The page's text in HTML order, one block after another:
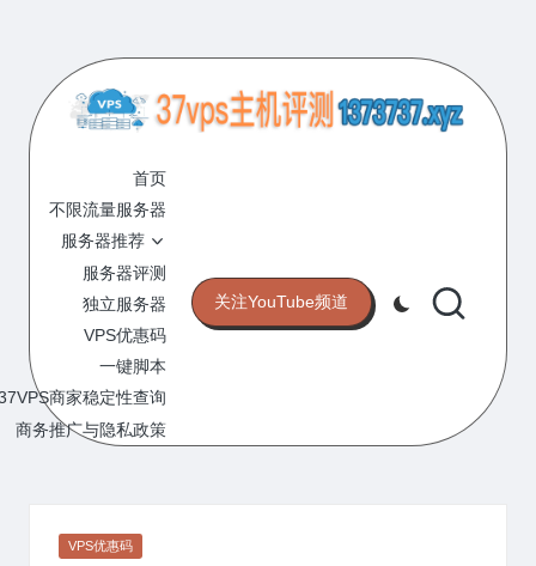
content
7
V
P
S
主
机
评
的
VPS
网
站
首页
不限流量服务器
服务器推荐
服务器评测
独立服务器
VPS优惠码
一键脚本
商家稳定性查询
商务推广与隐私政策
关注YouTube频道
Posted
VPS优惠码